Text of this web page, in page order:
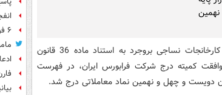
، شرکت کارخانجات نساجی بروجرد به استناد ماده 36 قانون
کمیته درج شرکت فرابورس ایران، در فهرست
دویست و چهل و نهمین نماد معاملاتی درج شد.
۶ فوتی و ۵ مصدوم بر اثر تصادف زنجیره‌ای